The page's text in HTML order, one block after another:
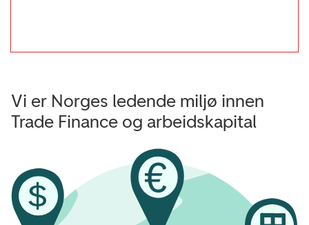
Vi er Norges ledende miljø innen
Trade Finance og arbeidskapital